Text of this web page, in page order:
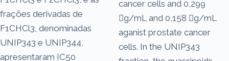
frações derivadas de
F1CHCl3, denominadas
UNIP343 e UNIP344,
apresentaram IC50
cancer cells and 0,299
g/mL and 0,158 g/mL
aganist prostate cancer
cells. In the UNIP343